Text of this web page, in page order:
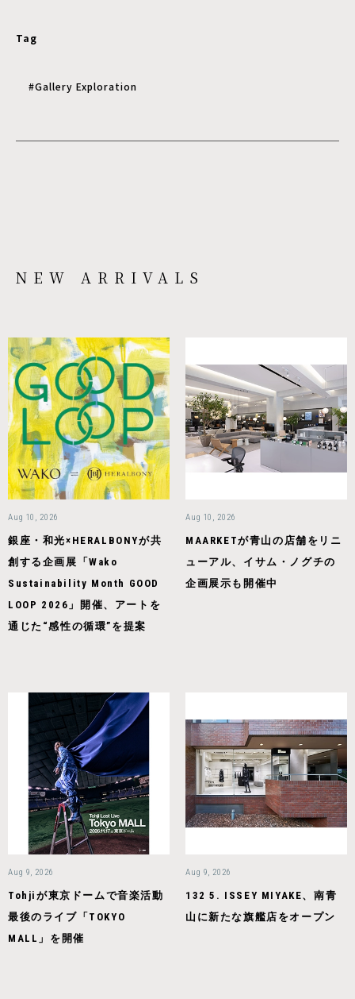
Tag
#Gallery Exploration
NEW ARRIVALS
Aug 10, 2026
銀座・和光×HERALBONYが共
創する企画展「Wako
Sustainability Month GOOD
LOOP 2026」開催、アートを
通じた“感性の循環”を提案
Aug 10, 2026
MAARKETが青山の店舗をリニ
ューアル、イサム・ノグチの
企画展示も開催中
Aug 9, 2026
Tohjiが東京ドームで音楽活動
最後のライブ「TOKYO
MALL」を開催
Aug 9, 2026
132 5. ISSEY MIYAKE、南青
山に新たな旗艦店をオープン